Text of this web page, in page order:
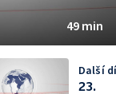
49 min
Další
23.